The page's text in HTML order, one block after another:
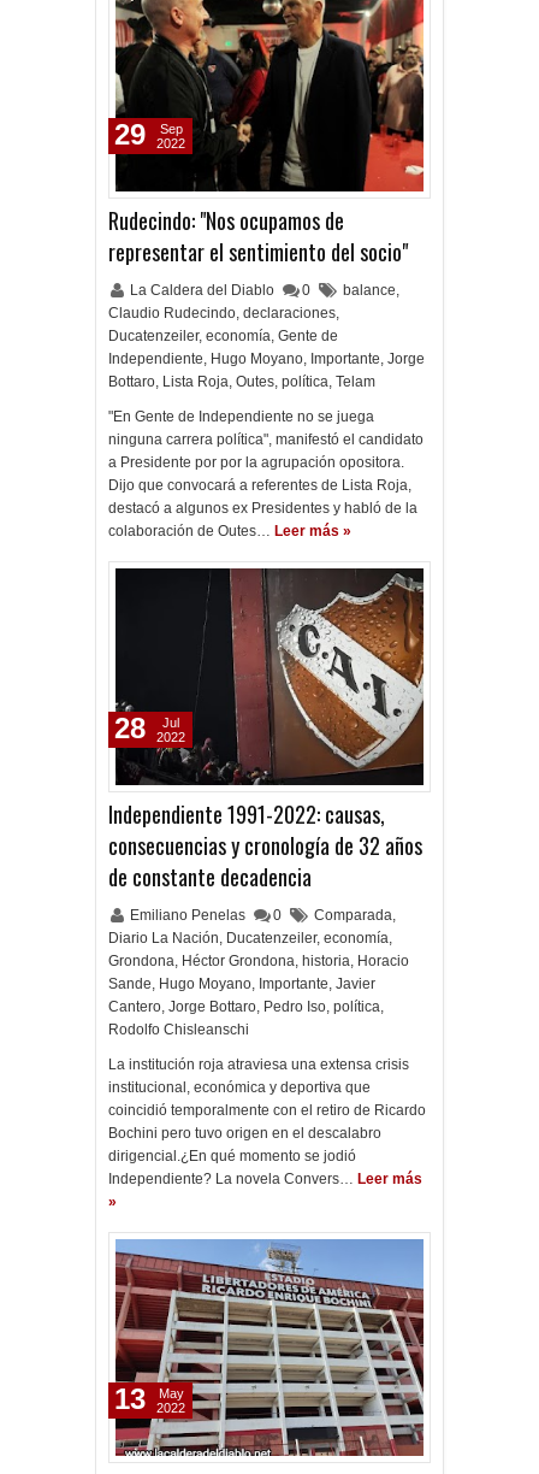
Rudecindo: "Nos ocupamos de
representar el sentimiento del socio"
La Caldera del Diablo 0 balance,
Claudio Rudecindo, declaraciones,
Ducatenzeiler, economía, Gente de
Independiente, Hugo Moyano, Importante, Jorge
Bottaro, Lista Roja, Outes, política, Telam
"En Gente de Independiente no se juega
ninguna carrera política", manifestó el candidato
a Presidente por por la agrupación opositora.
Dijo que convocará a referentes de Lista Roja,
destacó a algunos ex Presidentes y habló de la
colaboración de Outes… Leer más »
29
Sep
2022
Independiente 1991-2022: causas,
consecuencias y cronología de 32 años
de constante decadencia
Emiliano Penelas 0 Comparada,
Diario La Nación, Ducatenzeiler, economía,
Grondona, Héctor Grondona, historia, Horacio
Sande, Hugo Moyano, Importante, Javier
Cantero, Jorge Bottaro, Pedro Iso, política,
Rodolfo Chisleanschi
La institución roja atraviesa una extensa crisis
institucional, económica y deportiva que
coincidió temporalmente con el retiro de Ricardo
Bochini pero tuvo origen en el descalabro
dirigencial.¿En qué momento se jodió
Independiente? La novela Convers… Leer más
»
28
Jul
2022
13
May
2022